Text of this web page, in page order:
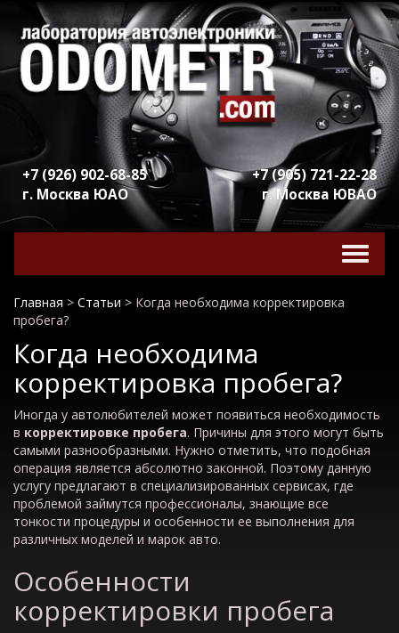
+7 (926) 902-68-85
г. Москва ЮАО
+7 (905) 721-22-28
г. Москва ЮВАО
Главная > Статьи > Когда необходима корректировка
пробега?
Когда необходима
корректировка пробега?
Иногда у автолюбителей может появиться необходимость
в корректировке пробега. Причины для этого могут быть
самыми разнообразными. Нужно отметить, что подобная
операция является абсолютно законной. Поэтому данную
услугу предлагают в специализированных сервисах, где
проблемой займутся профессионалы, знающие все
тонкости процедуры и особенности ее выполнения для
различных моделей и марок авто.
Особенности
корректировки пробега